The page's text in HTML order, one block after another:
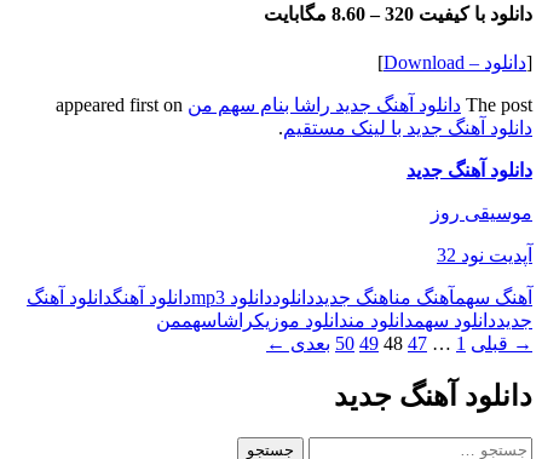
دانلود با کیفیت 320 – 8.60 مگابایت
[دانلود – Download ]
The post دانلود آهنگ جدید راشا بنام سهم من
دانلود آهنگ جدید با لینک مستقیم.
دانلود آهنگ جدید
موسیقی روز
آپدیت نود 32
آهنگ سهمآهنگ مناهنگ جدیددانلوددانلود mp3 دانلود آهنگدانلود آهنگ
جدیددانلود سهمدانلود مندانلود موزیکراشاسهممن
پیمایش
نوشته‌ها
→ قبلی 1
…
47
48
49
50 بعدی ←
دانلود آهنگ جدید
جستجو